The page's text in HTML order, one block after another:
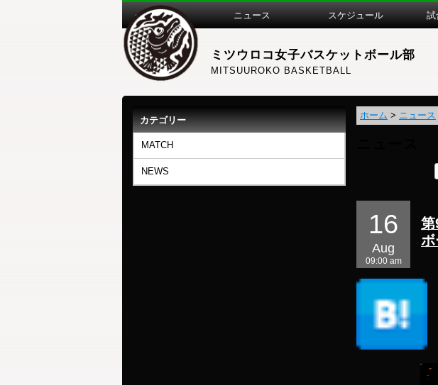
ニュース スケジュール 試
ミツウロコ女子バスケットボール部
MITSUUROKO BASKETBALL
カテゴリー
MATCH
NEWS
ホーム > ニュース
16
Aug
09:00 am
第
ボ